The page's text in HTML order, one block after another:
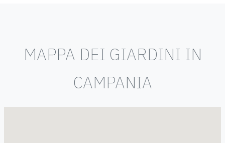
MAPPA DEI GIARDINI IN
CAMPANIA